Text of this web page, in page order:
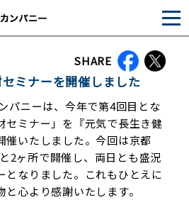
SHARE
ミナーを開催しました
パニーは、今年で第4回目とな
セミナー」を『元気で長生き健
催いたしました。今回は京都
2ヶ所で開催し、両日とも盛況
となりました。これもひとえに
心より感謝いたします。